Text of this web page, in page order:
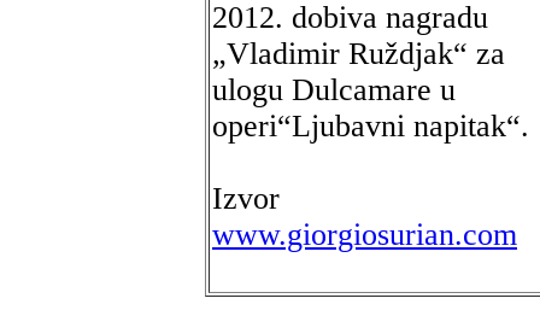
2012. dobiva nagradu
„Vladimir Ruždjak“ za
ulogu Dulcamare u
operi“Ljubavni napitak“.
Izvor
www.giorgiosurian.com